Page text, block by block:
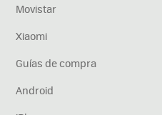
Movistar
Xiaomi
Guías de compra
Android